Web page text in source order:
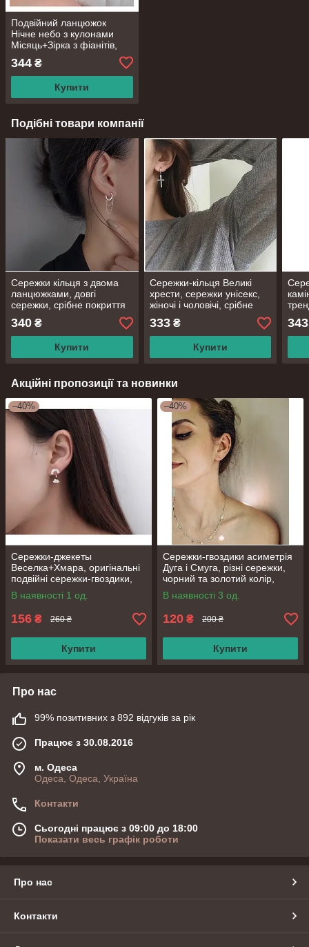
Подвійний ланцюжок
Нічне небо з кулонами
Місяць+Зірка з фіанітів,
проби, довжина 40+5 см
344 ₴
Купити
Подібні товари компанії
Сережки кільця з двома
ланцюжками, довгі
сережки, срібне покриття
925 проби
340 ₴
Купити
Сережки-кільця Великі
хрести, сережки унісекс,
жіночі і чоловічі, срібне
покриття 925 проби з
чорнінням
333₴
Купити
мм
343
Акційні пропозиції та новинки
–40%
Сережки-джекеты
Веселка+Хмара, оригінальні
подвійні сережки-гвоздики,
срібне покриття 925 проби,
20*10 мм
В наявності 1 од.
156 ₴ 260 ₴
Купити
–40%
Сережки-гвоздики асиметрія
Дуга і Смуга, різні сережки,
чорний та золотий колір,
срібне покриття 925 проби
В наявності 3 од.
120 ₴ 200 ₴
Купити
Про нас
99% позитивних з 892 відгуків за рік
Працює з 30.08.2016
м. Одеса
Одеса, Одеса, Україна
Контакти
Сьогодні працює з 09:00 до 18:00
Показати весь графік роботи
Про нас
Контакти